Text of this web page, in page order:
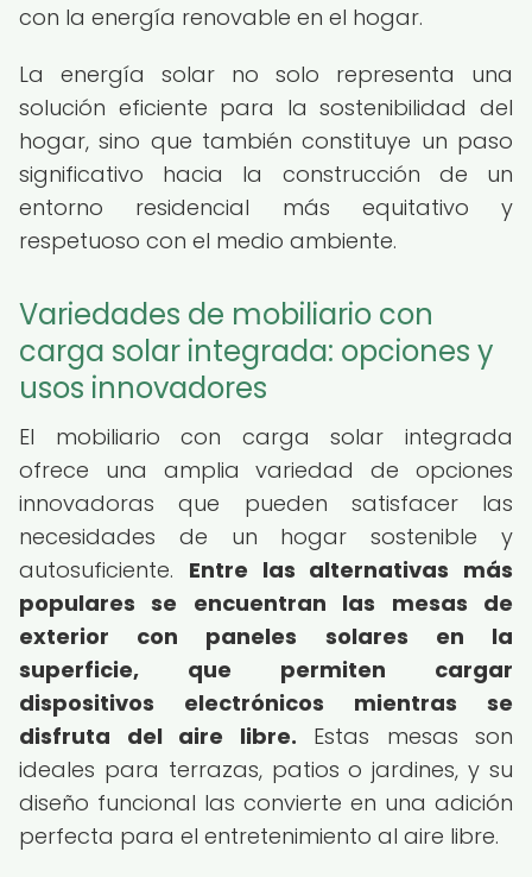
con la energía renovable en el hogar.
La energía solar no solo representa una
solución eficiente para la sostenibilidad del
hogar, sino que también constituye un paso
significativo hacia la construcción de un
entorno residencial más equitativo y
respetuoso con el medio ambiente.
Variedades de mobiliario con
carga solar integrada: opciones y
usos innovadores
El mobiliario con carga solar integrada
ofrece una amplia variedad de opciones
innovadoras que pueden satisfacer las
necesidades de un hogar sostenible y
autosuficiente. Entre las alternativas más
populares se encuentran las mesas de
exterior con paneles solares en la
superficie, que permiten cargar
dispositivos electrónicos mientras se
disfruta del aire libre. Estas mesas son
ideales para terrazas, patios o jardines, y su
diseño funcional las convierte en una adición
perfecta para el entretenimiento al aire libre.